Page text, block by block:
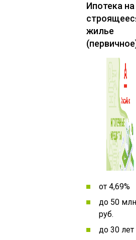
Ипотека на
жилье
от 4,69%
до 50
руб.
до 30 лет